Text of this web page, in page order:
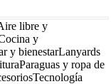
libre y
y
y bienestarLanyards
Paraguas y ropa de
Tecnología